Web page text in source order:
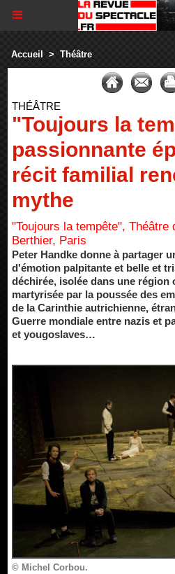
Accueil > Théâtre
THÉÂTRE
"Toujours la
passionnante
récit familial
mythe
"Toujours la tempête", Théâtre
Berthier, Paris
Peter Handke donne à partager
d'émotion palpitante et belle et
déchirée, isolée dans une région
martyrisée par la poussée des
de la Carinthie autrichienne,
Guerre mondiale entre nazis et
et yougoslaves…
© Michel Corbou.